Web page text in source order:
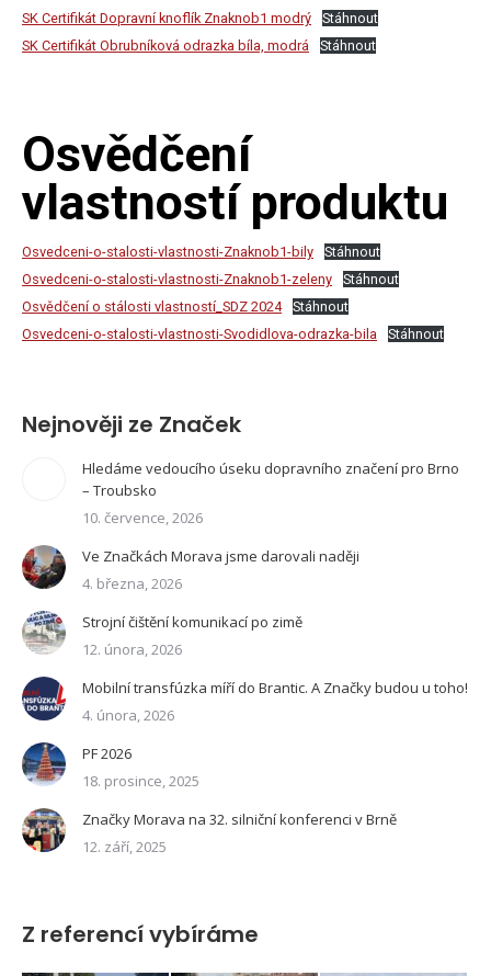
SK Certifikát Dopravní knoflík Znaknob1 modrý
Stáhnout
SK Certifikát Obrubníková odrazka bíla, modrá
Stáhnout
Osvědčení
vlastností produktu
Osvedceni-o-stalosti-vlastnosti-Znaknob1-bily
Stáhnout
Osvedceni-o-stalosti-vlastnosti-Znaknob1-zeleny
Stáhnout
Osvědčení o stálosti vlastností_SDZ 2024
Stáhnout
Osvedceni-o-stalosti-vlastnosti-Svodidlova-odrazka-bila
Stáhnout
Nejnověji ze Značek
Hledáme vedoucího úseku dopravního značení pro Brno
– Troubsko
10. července, 2026
Ve Značkách Morava jsme darovali naději
4. března, 2026
Strojní čištění komunikací po zimě
12. února, 2026
Mobilní transfúzka míří do Brantic. A Značky budou u toho!
4. února, 2026
PF 2026
18. prosince, 2025
Značky Morava na 32. silniční konferenci v Brně
12. září, 2025
Z referencí vybíráme